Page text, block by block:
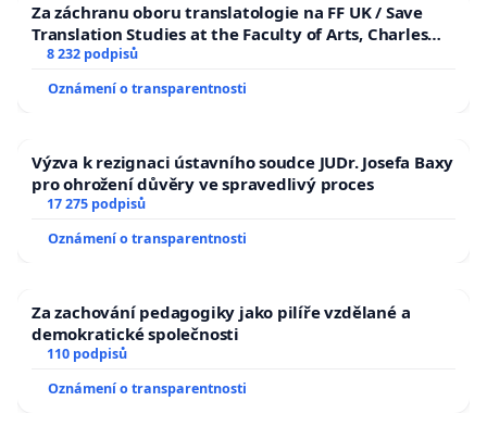
Za záchranu oboru translatologie na FF UK / Save
Translation Studies at the Faculty of Arts, Charles
University
8 232 podpisů
Oznámení o transparentnosti
Výzva k rezignaci ústavního soudce JUDr. Josefa Baxy
pro ohrožení důvěry ve spravedlivý proces
17 275 podpisů
Oznámení o transparentnosti
Za zachování pedagogiky jako pilíře vzdělané a
demokratické společnosti
110 podpisů
Oznámení o transparentnosti